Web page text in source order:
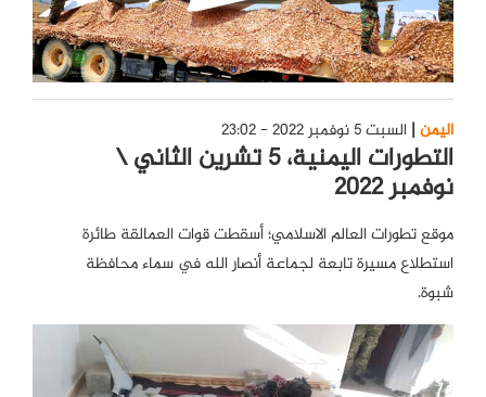
اليمن السبت 5 نوفمبر 2022 - 23:02
التطورات اليمنية، 5 تشرين الثاني \
نوفمبر 2022
موقع تطورات العالم الاسلامي؛ أسقطت قوات العمالقة طائرة
استطلاع مسيرة تابعة لجماعة أنصار الله في سماء محافظة
شبوة.